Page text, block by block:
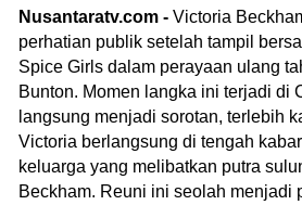
Nusantaratv.com - Victoria
perhatian publik setelah tampil
Spice Girls dalam perayaan ulang
Bunton. Momen langka ini terjadi di
langsung menjadi sorotan, terlebih
Victoria berlangsung di tengah
keluarga yang melibatkan putra
Beckham. Reuni ini seolah menjadi